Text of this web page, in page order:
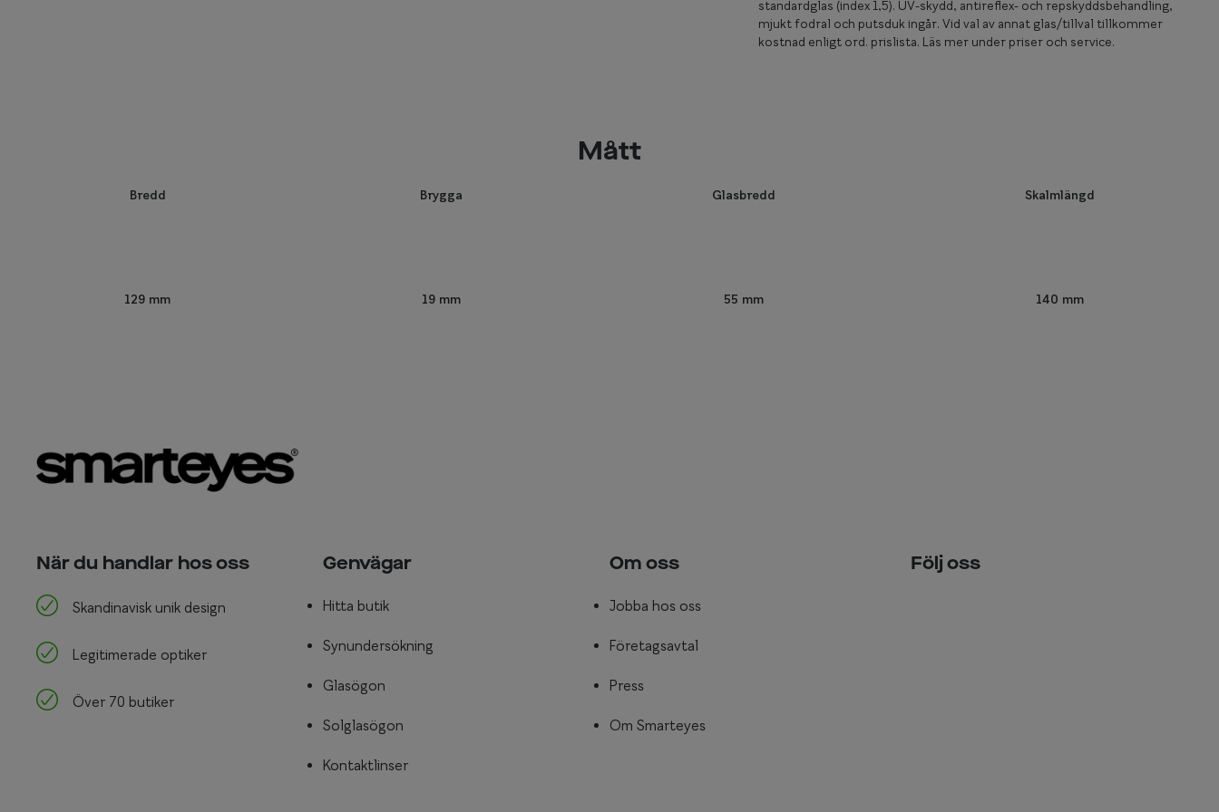
standardglas (index 1,5). UV-skydd, antireflex- och repskyddsbehandling,
mjukt fodral och putsduk ingår. Vid val av annat glas/tillval tillkommer
kostnad enligt ord. prislista. Läs mer under priser och service.
Mått
Bredd
129 mm
Brygga
19 mm
Glasbredd
55 mm
Skalmlängd
140 mm
När du handlar hos oss
Skandinavisk unik design
Legitimerade optiker
Över 70 butiker
Genvägar
Hitta butik
Synundersökning
Glasögon
Solglasögon
Kontaktlinser
Om oss
Jobba hos oss
Företagsavtal
Press
Om Smarteyes
Följ oss